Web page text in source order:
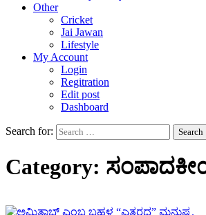
Other
Cricket
Jai Jawan
Lifestyle
My Account
Login
Regitration
Edit post
Dashboard
Search for:
Category: